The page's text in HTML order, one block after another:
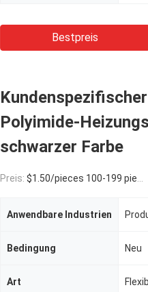
Bestpreis
Polyimide-
schwarzer Farbe
Preis: $1.50/pieces 100-199 pieces
Anwendbare Industrien
Bedingung Neu
Art